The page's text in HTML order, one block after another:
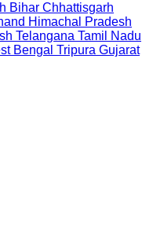
Bihar Chhattisgarh
Himachal Pradesh
Telangana Tamil Nadu
Bengal Tripura Gujarat